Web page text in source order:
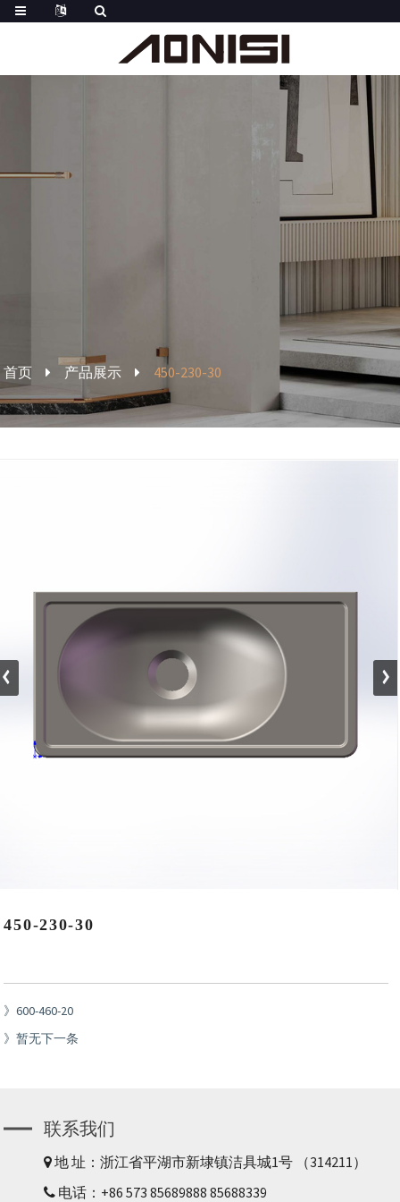
首页 产品展示 450-230-30
450-230-30
600-460-20
暂无下一条
联系我们
地 址：浙江省平湖市新埭镇洁具城1号 （314211）
电话：+86 573 85689888 85688339